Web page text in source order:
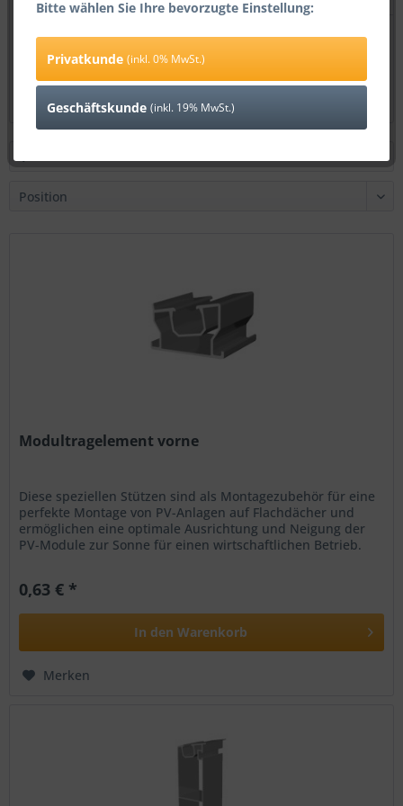
Erdungsklemme Edelstahl Alu Photovoltaik Solar...
1,49 € *
Modultragelement vorne
Diese speziellen Stützen sind als Montagezubehör für eine
perfekte Montage von PV-Anlagen auf Flachdächer und
ermöglichen eine optimale Ausrichtung und Neigung der
PV-Module zur Sonne für einen wirtschaftlichen Betrieb.
0,63 € *
In den Warenkorb
Merken
Bitte wählen Sie Ihre bevorzugte Einstellung:
Privatkunde (inkl. 0% MwSt.)
Geschäftskunde (inkl. 19% MwSt.)